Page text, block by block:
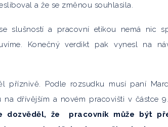
a že se změnou souhlasila.
slušností a pracovní etikou nemá nic
Konečný verdikt pak vynesl na
příznivě. Podle rozsudku musí paní
dřívějším a novém pracovišti v částce
dozvěděl, že pracovník může být